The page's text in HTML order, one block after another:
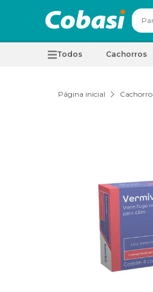
Todos Cachorros
Página inicial Cachorro